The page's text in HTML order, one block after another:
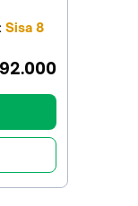
: Sisa 8